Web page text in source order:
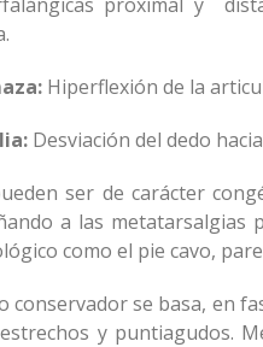
Hiperflexión de la
Desviación del dedo
ser de carácter
a las
como el pie cavo,
conservador se basa, en
y puntiagudos.